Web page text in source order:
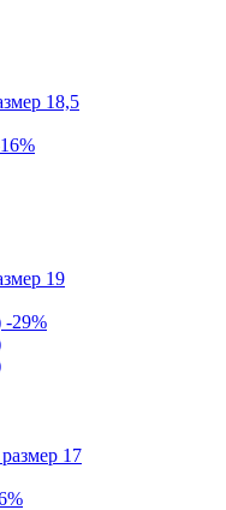
18,5
19
-29%
17